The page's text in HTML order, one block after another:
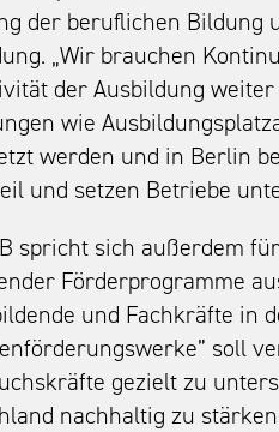
der beruflichen Bildung
„Wir brauchen
der Ausbildung weiter
wie
werden und in Berlin
und setzen Betriebe
spricht sich außerdem
Förderprogramme
und Fachkräfte in
soll
gezielt zu
nachhaltig zu